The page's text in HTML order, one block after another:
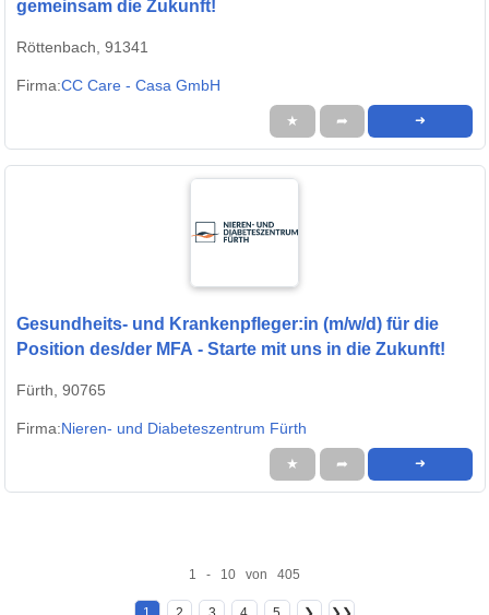
gemeinsam die Zukunft!
Röttenbach, 91341
Firma:CC Care - Casa GmbH
★ ➦ ➜
Gesundheits- und Krankenpfleger:in (m/w/d) für die
Position des/der MFA - Starte mit uns in die Zukunft!
Fürth, 90765
Firma:Nieren- und Diabeteszentrum Fürth
★ ➦ ➜
1 - 10 von 405